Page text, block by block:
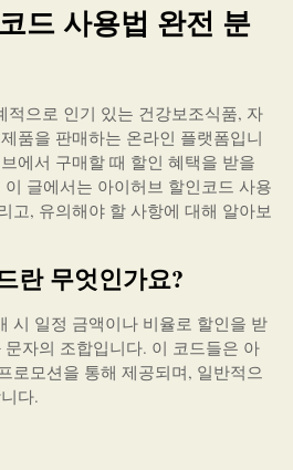
드 사용법 완전 분
적으로 인기 있는 건강보조식품, 자
품을 판매하는 온라인 플랫폼입니
에서 구매할 때 할인 혜택을 받을
글에서는 아이허브 할인코드 사용
고, 유의해야 할 사항에 대해 알아보
란 무엇인가요?
시 일정 금액이나 비율로 할인을 받
자의 조합입니다. 이 코드들은 아
로모션을 통해 제공되며, 일반적으
다.